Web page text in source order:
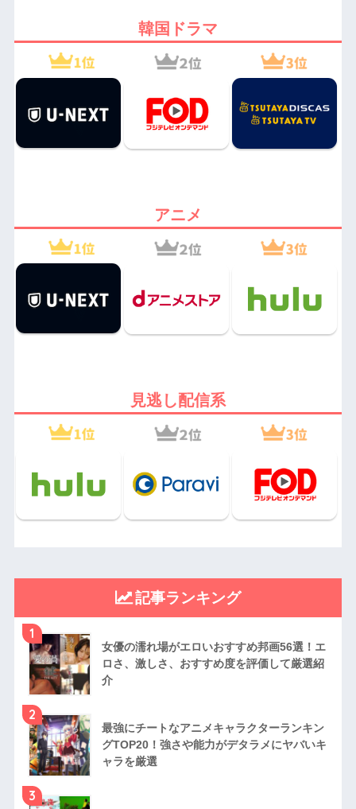
韓国ドラマ
アニメ
見逃し配信系
記事ランキング
1
女優の濡れ場がエロいおすすめ邦画56選！エ
ロさ、激しさ、おすすめ度を評価して厳選紹
介
2
最強にチートなアニメキャラクターランキン
グTOP20！強さや能力がデタラメにヤバいキ
ャラを厳選
3